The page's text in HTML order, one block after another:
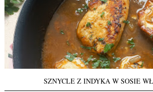
SZNYCLE Z INDYKA W SOSIE